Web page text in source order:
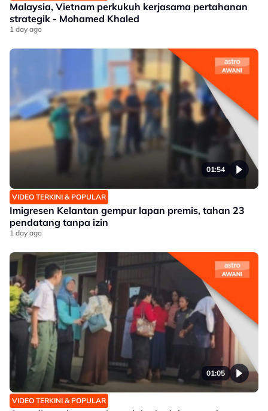
Malaysia, Vietnam perkukuh kerjasama pertahanan
strategik - Mohamed Khaled
1 day ago
01:54
VIDEO TERKINI & POPULAR
Imigresen Kelantan gempur lapan premis, tahan 23
pendatang tanpa izin
1 day ago
01:05
VIDEO TERKINI & POPULAR